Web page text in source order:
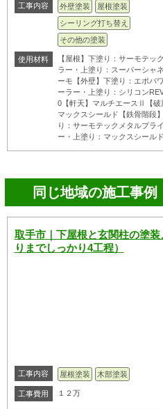
工事内容 外壁塗装
屋根塗装
シーリング打ち替え
その他の塗装
使用材料
【屋根】下塗り：サーモテッ
ラー・上塗り：スーパーシャ
ーモ【外壁】下塗り：エポパ
ーラー・上塗り：シリコン
0【軒天】マルチエースⅡ【破
マックスシールド【鉄骨階段
り：サーモテックメタルプラ
ー・上塗り：マックスシールド
同じ地域の施工事例
取手市｜下屋根と玄関柱の塗
りまでしっかり4工程）
工事内容 屋根塗装 木部塗装
工事費用 １２万